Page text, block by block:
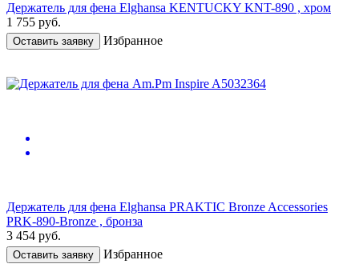
Держатель для фена Elghansa KENTUCKY KNT-890 , хром
1 755 руб.
Оставить заявку Избранное
Держатель для фена Elghansa PRAKTIC Bronze Accessories
PRK-890-Bronze , бронза
3 454 руб.
Оставить заявку Избранное